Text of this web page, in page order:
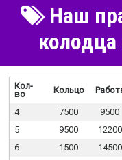
Наш
Кол-
во
Кольцо
4
7500 9500
5
9500 12200
6
1500 14500